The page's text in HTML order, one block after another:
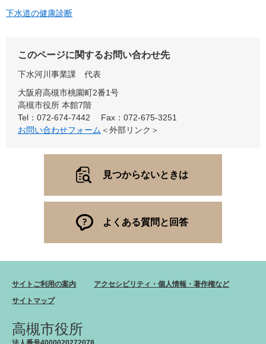
下水道の健康診断
このページに関するお問い合わせ先
下水河川事業課
代表
大阪府高槻市桃園町2番1号
高槻市役所 本館7階
Tel：072-674-7442
Fax：072-675-3251
お問い合わせフォーム ＜外部リンク＞
見つからないときは
よくある質問と回答
サイトご利用の案内
アクセシビリティ・個人情報・著作権など
サイトマップ
高槻市役所